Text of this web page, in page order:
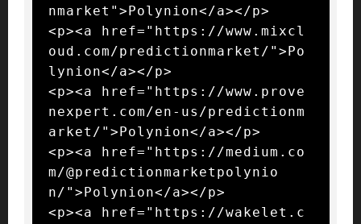
nmarket">Polynion</a></p>
<p><a href="https://www.mixcl
oud.com/predictionmarket/">Po
lynion</a></p>
<p><a href="https://www.prove
nexpert.com/en-us/predictionm
arket/">Polynion</a></p>
<p><a href="https://medium.co
m/@predictionmarketpolynio
n/">Polynion</a></p>
<p><a href="https://wakelet.c